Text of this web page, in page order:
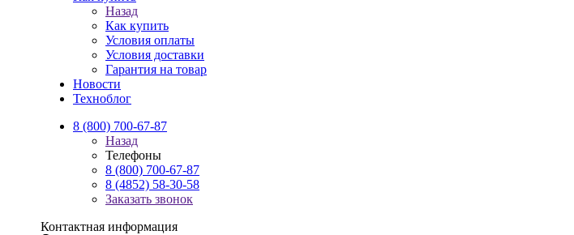
Назад
Как купить
Условия оплаты
Условия доставки
Гарантия на товар
Новости
Техноблог
8 (800) 700-67-87
Назад
Телефоны
8 (800) 700-67-87
8 (4852) 58-30-58
Заказать звонок
Контактная информация